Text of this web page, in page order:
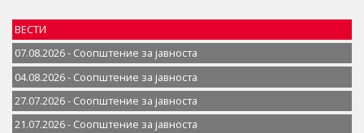
ВЕСТИ
07.08.2026 - Соопштение за јавностa
04.08.2026 - Соопштение за јавностa
27.07.2026 - Соопштение за јавностa
21.07.2026 - Соопштение за јавностa